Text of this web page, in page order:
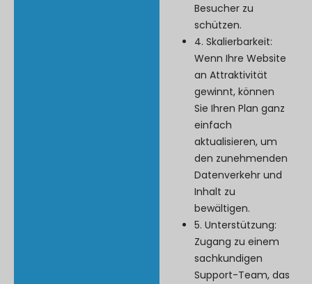
Besucher zu
schützen.
4. Skalierbarkeit:
Wenn Ihre Website
an Attraktivität
gewinnt, können
Sie Ihren Plan ganz
einfach
aktualisieren, um
den zunehmenden
Datenverkehr und
Inhalt zu
bewältigen.
5. Unterstützung:
Zugang zu einem
sachkundigen
Support-Team, das